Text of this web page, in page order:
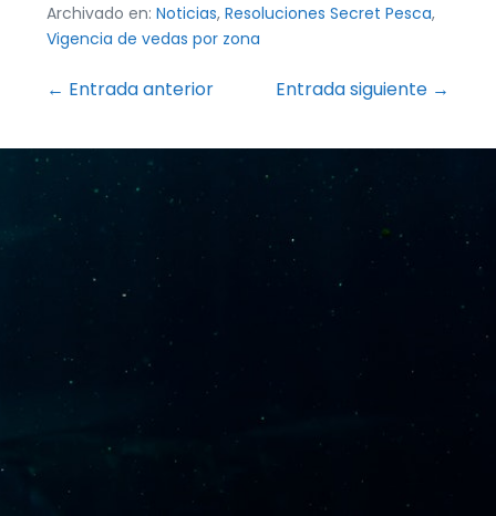
Archivado en: Noticias, Resoluciones Secret Pesca,
Vigencia de vedas por zona
Navegación
entradas
← Entrada anterior Entrada siguiente →